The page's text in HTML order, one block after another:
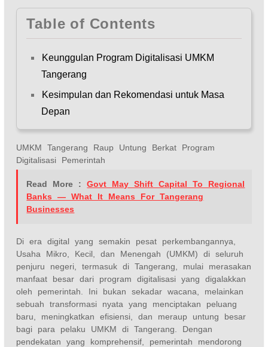
Table of Contents
Keunggulan Program Digitalisasi UMKM
Tangerang
Kesimpulan dan Rekomendasi untuk Masa
Depan
UMKM Tangerang Raup Untung Berkat Program
Digitalisasi Pemerintah
Read More :Govt May Shift Capital To Regional
Banks — What It Means For Tangerang
Businesses
Di era digital yang semakin pesat perkembangannya,
Usaha Mikro, Kecil, dan Menengah (UMKM) di seluruh
penjuru negeri, termasuk di Tangerang, mulai merasakan
manfaat besar dari program digitalisasi yang digalakkan
oleh pemerintah. Ini bukan sekadar wacana, melainkan
sebuah transformasi nyata yang menciptakan peluang
baru, meningkatkan efisiensi, dan meraup untung besar
bagi para pelaku UMKM di Tangerang. Dengan
pendekatan yang komprehensif, pemerintah mendorong